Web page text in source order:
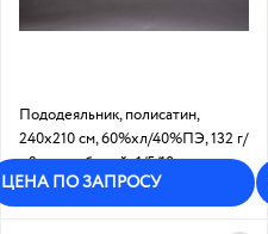
Пододеяльник, полисатин,
240х210 см, 60%хл/40%ПЭ, 132 г/
м2, цвет - белый: 1/5/10
ЦЕНА ПО ЗАПРОСУ